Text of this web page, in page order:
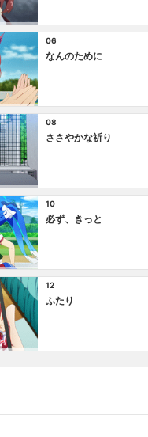
06
なんのために
08
ささやかな祈り
10
必ず、きっと
12
ふたり